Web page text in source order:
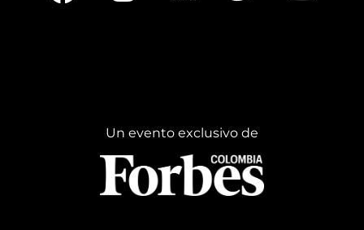
Un evento exclusivo de